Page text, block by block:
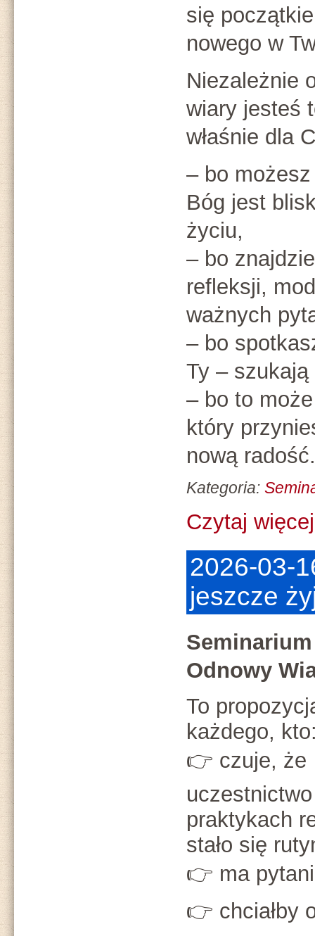
się
nowego w
Niezależnie
wiary jesteś
właśnie dla
– bo
Bóg jest
życiu,
– bo
refleksji,
ważnych
– bo
Ty –
– bo to
który
nową radość.
Kategoria:
Czytaj
2026-03-
jeszcze
Seminarium
Odnowy
To
każdego,
👉 czuje, że
praktykach
stało się
👉 ma
👉 chciałby